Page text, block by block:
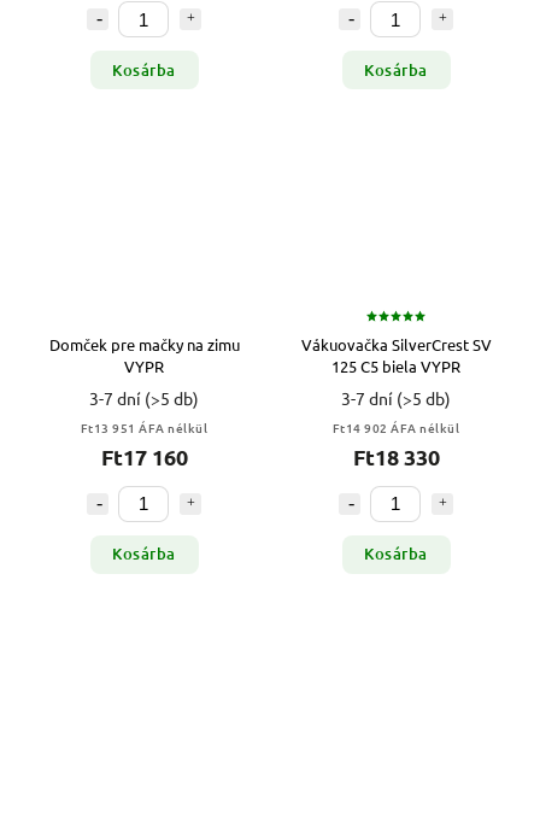
Kosárba Kosárba
Domček pre mačky na zimu
VYPR
3-7 dní (>5 db)
Ft13 951 ÁFA nélkül
Ft17 160
Kosárba
Vákuovačka SilverCrest SV
125 C5 biela VYPR
3-7 dní (>5 db)
Ft14 902 ÁFA nélkül
Ft18 330
Kosárba